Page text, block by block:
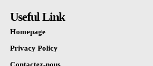
Useful Link
Homepage
Privacy Policy